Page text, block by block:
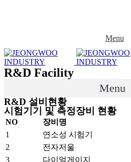
Menu
R&D Facility
Menu
R&D 설비현황
시험기기 및 측정장비 현황
NO 장비명
1
연소성 시험기
2
전자저울
3
다이얼게이지